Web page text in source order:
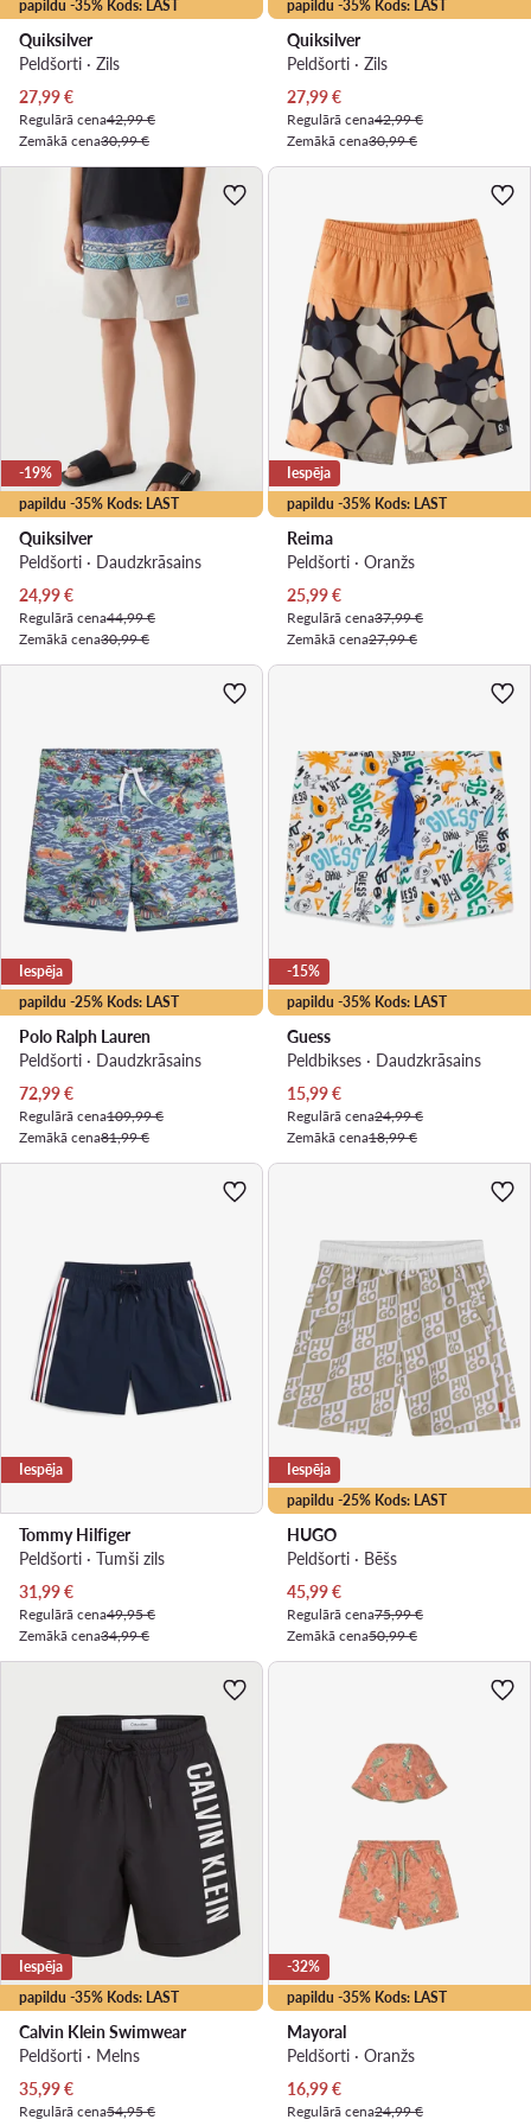
papildu -35% Kods: LAST
Quiksilver
Peldšorti · Zils
Pašreizējā cena
27,99€
Regulārā cena42,99 €
Zemākā cena30,99 €
papildu -35% Kods: LAST
Quiksilver
Peldšorti · Zils
Pašreizējā cena
27,99€
Regulārā cena42,99 €
Zemākā cena30,99 €
papildu -35% Kods: LAST
-19%
Quiksilver
Peldšorti · Daudzkrāsains
Pašreizējā cena
24,99€
Regulārā cena44,99 €
Zemākā cena30,99 €
papildu -35% Kods: LAST
Iespēja
Reima
Peldšorti · Oranžs
Pašreizējā cena
25,99€
Regulārā cena37,99 €
Zemākā cena27,99 €
papildu -25% Kods: LAST
Iespēja
Polo Ralph Lauren
Peldšorti · Daudzkrāsains
Pašreizējā cena
72,99€
Regulārā cena109,99 €
Zemākā cena81,99 €
papildu -35% Kods: LAST
-15%
Guess
Peldbikses · Daudzkrāsains
Pašreizējā cena
15,99€
Regulārā cena24,99 €
Zemākā cena18,99 €
Iespēja
Tommy Hilfiger
Peldšorti · Tumši zils
Pašreizējā cena
31,99€
Regulārā cena49,95 €
Zemākā cena34,99 €
papildu -25% Kods: LAST
Iespēja
HUGO
Peldšorti · Bēšs
Pašreizējā cena
45,99€
Regulārā cena75,99 €
Zemākā cena50,99 €
papildu -35% Kods: LAST
Iespēja
Calvin Klein Swimwear
Peldšorti · Melns
Pašreizējā cena
35,99€
Regulārā cena54,95 €
papildu -35% Kods: LAST
-32%
Mayoral
Peldšorti · Oranžs
Pašreizējā cena
16,99€
Regulārā cena24,99 €